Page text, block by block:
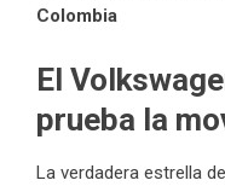
Colombia
El
prueba la
La verdadera estrella